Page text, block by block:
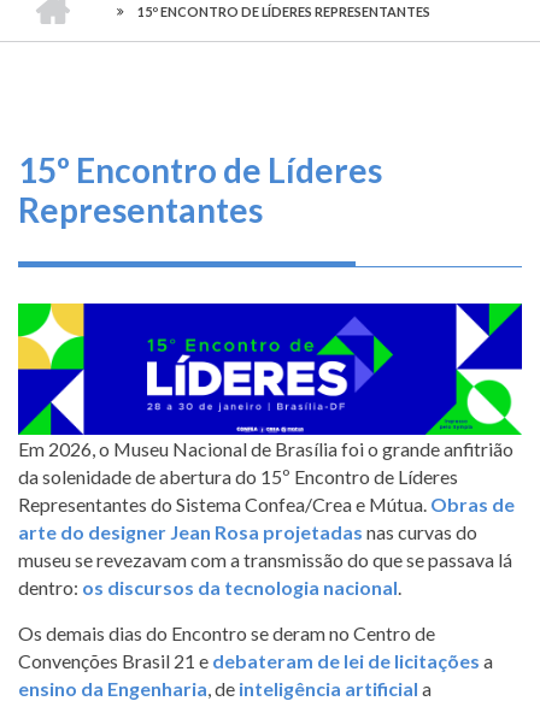
O
que
se
Conosco
Transparência
e
Prestação
de
Contas
TRILHA
DE
-
CONSELHO
FEDERAL
15º ENCONTRO DE LÍDERES REPRESENTANTES
15º Encontro de Líderes
Representantes
Em 2026, o Museu Nacional de Brasília foi o grande anfitrião
da solenidade de abertura do 15º Encontro de Líderes
Representantes do Sistema Confea/Crea e Mútua. Obras de
arte do designer Jean Rosa projetadas nas curvas do
museu se revezavam com a transmissão do que se passava lá
dentro: os discursos da tecnologia nacional
Os demais dias do Encontro se deram no Centro de
Convenções Brasil 21 e debateram de lei de licitações a
ensino da Engenharia , de inteligência artificial a